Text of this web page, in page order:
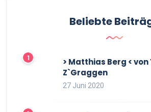
Beliebte
> Matthias Berg <
Z`Graggen
27 Juni 2020